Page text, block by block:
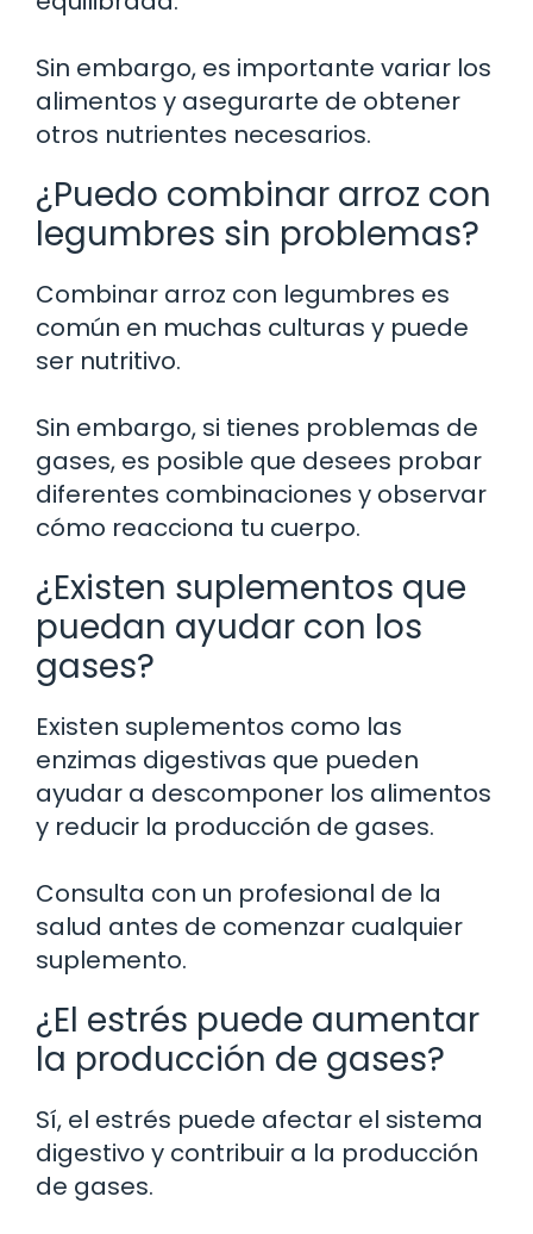
Sin embargo, es importante variar los
alimentos y asegurarte de obtener
otros nutrientes necesarios.
¿Puedo combinar arroz con
legumbres sin problemas?
Combinar arroz con legumbres es
común en muchas culturas y puede
ser nutritivo.
Sin embargo, si tienes problemas de
gases, es posible que desees probar
diferentes combinaciones y observar
cómo reacciona tu cuerpo.
¿Existen suplementos que
puedan ayudar con los
gases?
Existen suplementos como las
enzimas digestivas que pueden
ayudar a descomponer los alimentos
y reducir la producción de gases.
Consulta con un profesional de la
salud antes de comenzar cualquier
suplemento.
¿El estrés puede aumentar
la producción de gases?
Sí, el estrés puede afectar el sistema
digestivo y contribuir a la producción
de gases.